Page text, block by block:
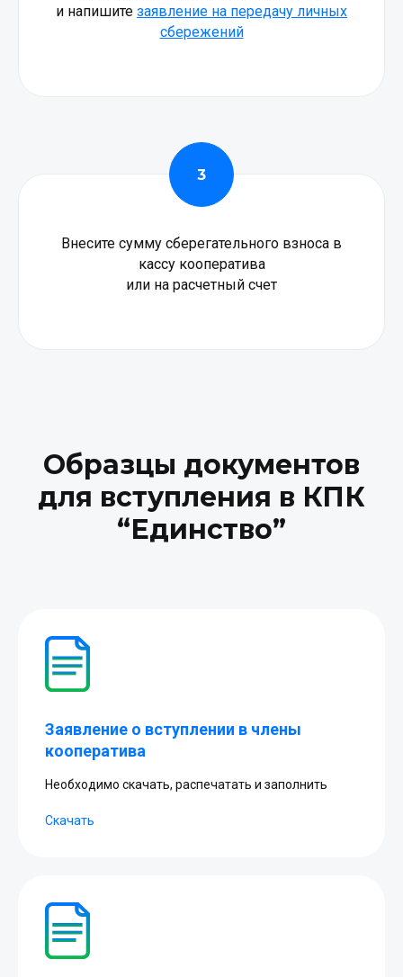
и напишите заявление на передачу личных
сбережений
Внесите сумму сберегательного взноса в
кассу кооператива
или на расчетный счет
Образцы документов
для вступления в КПК
“Единство”
Заявление о вступлении в члены
кооператива
Необходимо скачать, распечатать и заполнить
Скачать